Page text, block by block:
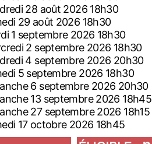
salle : vendredi 28 août 2026 18h30
salle : samedi 29 août 2026 18h30
salle : mardi 1 septembre 2026 18h30
salle : mercredi 2 septembre 2026 18h30
salle : vendredi 4 septembre 2026 20h30
salle : samedi 5 septembre 2026 18h30
salle : dimanche 6 septembre 2026 20h30
salle : dimanche 13 septembre 2026 18h45
salle : dimanche 27 septembre 2026 18h15
salle : samedi 17 octobre 2026 18h45